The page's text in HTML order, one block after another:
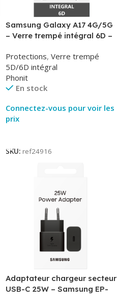
Samsung Galaxy A17 4G/5G
– Verre trempé intégral 6D –
Protections, Verre trempé
5D/6D intégral
Phonit
En stock
Connectez-vous pour voir les
prix
SKU: ref24916
Adaptateur chargeur secteur
USB-C 25W – Samsung EP-